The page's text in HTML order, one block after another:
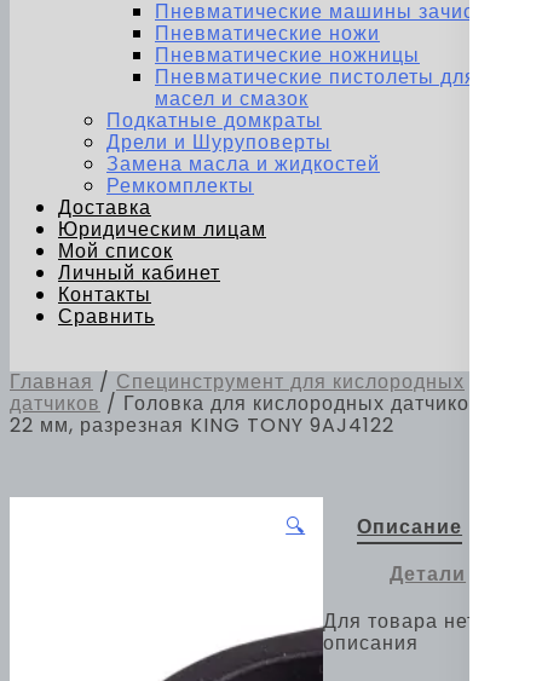
Пневматические машины зачистные
Пневматические ножи
Пневматические ножницы
Пневматические пистолеты для
масел и смазок
Подкатные домкраты
Дрели и Шуруповерты
Замена масла и жидкостей
Ремкомплекты
Доставка
Юридическим лицам
Мой список
Личный кабинет
Контакты
Сравнить
Главная / Специнструмент для кислородных
датчиков / Головка для кислородных датчиков 1/2",
22 мм, разрезная KING TONY 9AJ4122
🔍
Описание
Детали
Для товара нет
описания